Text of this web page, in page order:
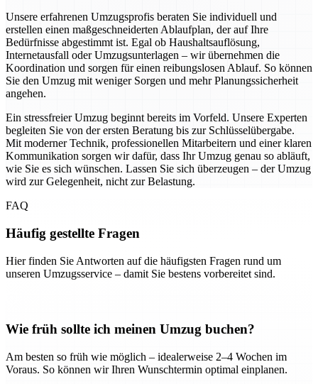
Unsere erfahrenen Umzugsprofis beraten Sie individuell und
erstellen einen maßgeschneiderten Ablaufplan, der auf Ihre
Bedürfnisse abgestimmt ist. Egal ob Haushaltsauflösung,
Internetausfall oder Umzugsunterlagen – wir übernehmen die
Koordination und sorgen für einen reibungslosen Ablauf. So können
Sie den Umzug mit weniger Sorgen und mehr Planungssicherheit
angehen.
Ein stressfreier Umzug beginnt bereits im Vorfeld. Unsere Experten
begleiten Sie von der ersten Beratung bis zur Schlüsselübergabe.
Mit moderner Technik, professionellen Mitarbeitern und einer klaren
Kommunikation sorgen wir dafür, dass Ihr Umzug genau so abläuft,
wie Sie es sich wünschen. Lassen Sie sich überzeugen – der Umzug
wird zur Gelegenheit, nicht zur Belastung.
FAQ
Häufig gestellte Fragen
Hier finden Sie Antworten auf die häufigsten Fragen rund um
unseren Umzugsservice – damit Sie bestens vorbereitet sind.
Wie früh sollte ich meinen Umzug buchen?
Am besten so früh wie möglich – idealerweise 2–4 Wochen im
Voraus. So können wir Ihren Wunschtermin optimal einplanen.